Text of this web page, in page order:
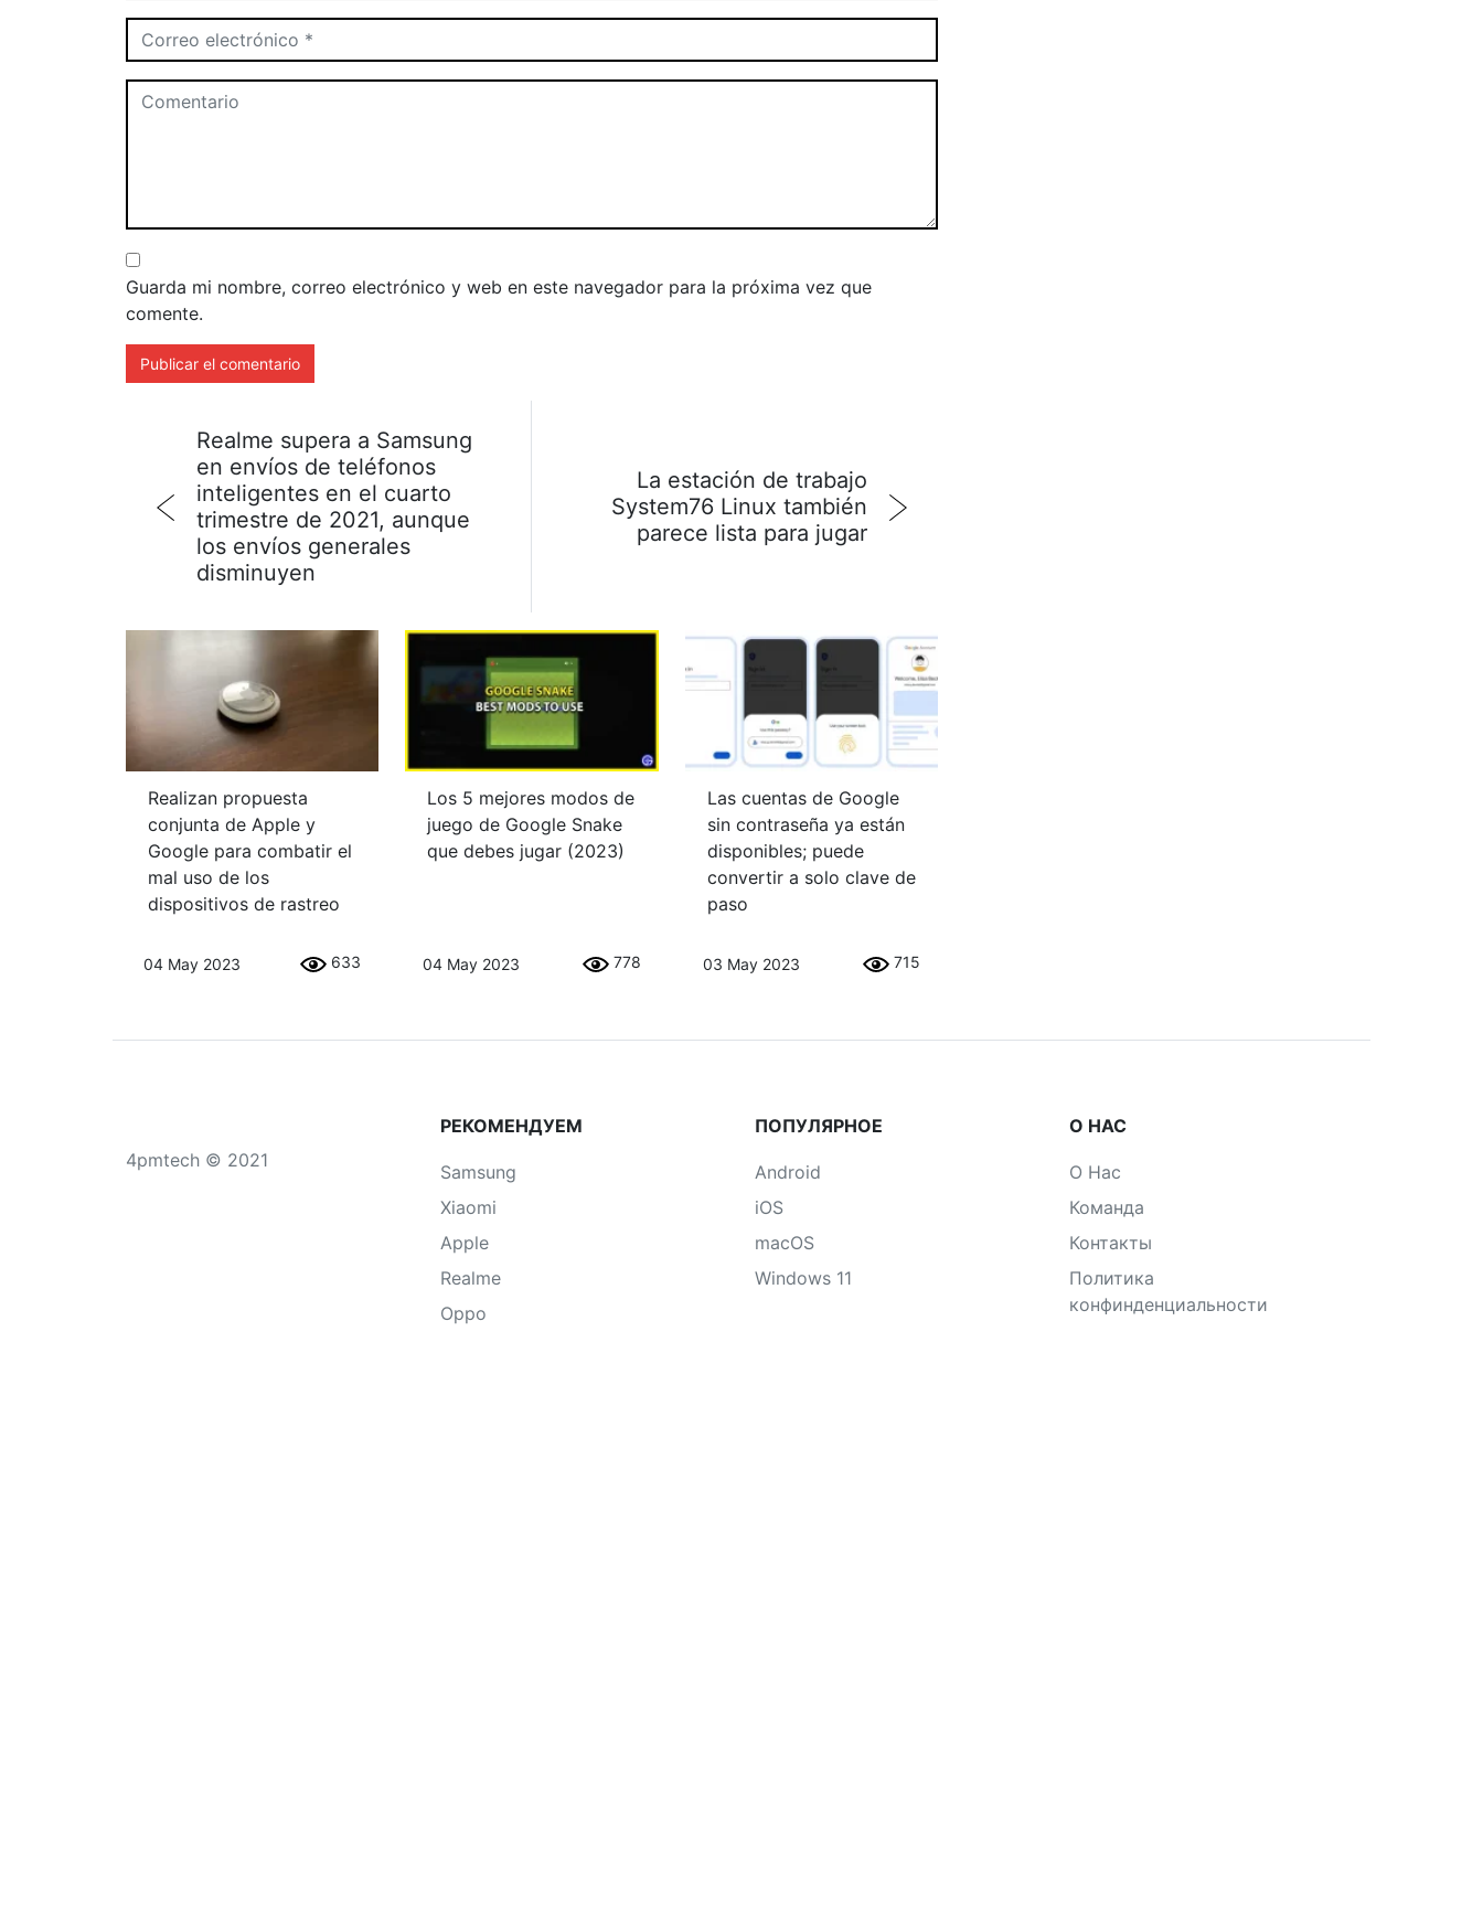
Guarda mi nombre, correo electrónico y web en este navegador para la próxima vez que
comente.
Realme supera a Samsung
en envíos de teléfonos
inteligentes en el cuarto
trimestre de 2021, aunque
los envíos generales
disminuyen
La estación de trabajo
System76 Linux también
parece lista para jugar
Realizan propuesta
conjunta de Apple y
Google para combatir el
mal uso de los
dispositivos de rastreo
04 May 2023 633
Los 5 mejores modos de
juego de Google Snake
que debes jugar (2023)
04 May 2023 778
Las cuentas de Google
sin contraseña ya están
disponibles; puede
convertir a solo clave de
paso
03 May 2023 715
4pmtech © 2021
РЕКОМЕНДУЕМ
Samsung
Xiaomi
Apple
Realme
Oppo
ПОПУЛЯРНОЕ
Android
iOS
macOS
Windows 11
О НАС
О Нас
Команда
Контакты
Политика
конфинденциальности